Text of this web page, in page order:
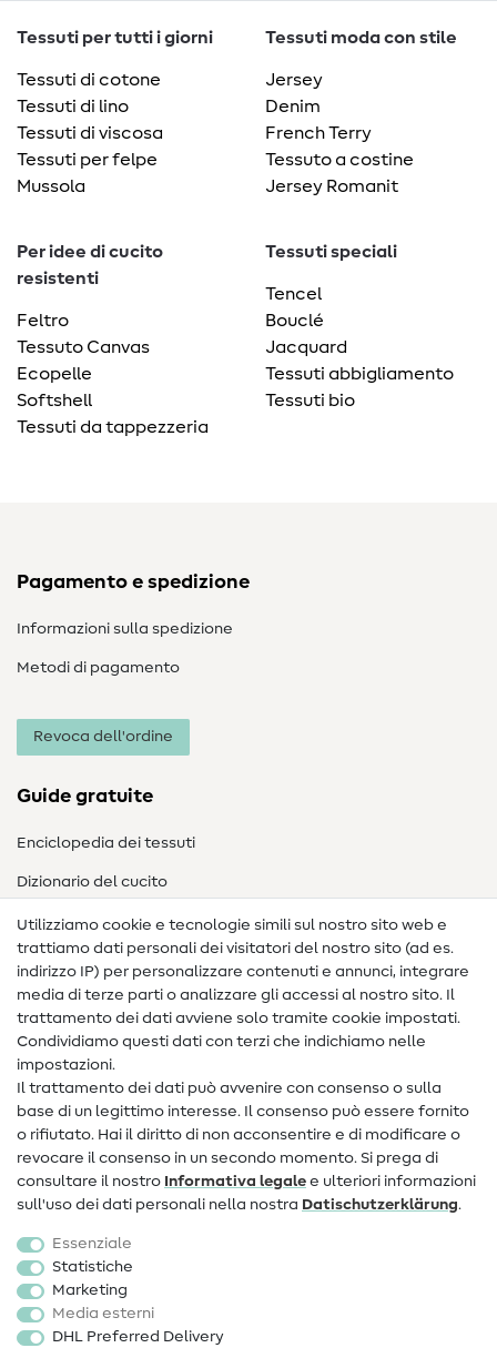
Tessuti per tutti i giorni
Tessuti di cotone
Tessuti di lino
Tessuti di viscosa
Tessuti per felpe
Mussola
Tessuti moda con stile
Jersey
Denim
French Terry
Tessuto a costine
Jersey Romanit
Per idee di cucito
resistenti
Feltro
Tessuto Canvas
Ecopelle
Softshell
Tessuti da tappezzeria
Tessuti speciali
Tencel
Bouclé
Jacquard
Tessuti abbigliamento
Tessuti bio
Pagamento e spedizione
Informazioni sulla spedizione
Metodi di pagamento
Revoca dell'ordine
Guide gratuite
Enciclopedia dei tessuti
Dizionario del cucito
Nähanleitungen
Assistenza e contatto
Contatto
Informazioni sul nuovo proprietario
FAQ
Diritto di recesso
Popolare
Accessori cucito
Sale
Utilizziamo cookie e tecnologie simili sul nostro sito web e
trattiamo dati personali dei visitatori del nostro sito (ad es.
indirizzo IP) per personalizzare contenuti e annunci, integrare
media di terze parti o analizzare gli accessi al nostro sito. Il
trattamento dei dati avviene solo tramite cookie impostati.
Condividiamo questi dati con terzi che indichiamo nelle
impostazioni.
Il trattamento dei dati può avvenire con consenso o sulla
base di un legittimo interesse. Il consenso può essere fornito
o rifiutato. Hai il diritto di non acconsentire e di modificare o
revocare il consenso in un secondo momento. Si prega di
consultare il nostro Informativa legale e ulteriori informazioni
sull'uso dei dati personali nella nostra Dati­schutz­erklärung.
Essenziale
Statistiche
Marketing
Media esterni
DHL Preferred Delivery